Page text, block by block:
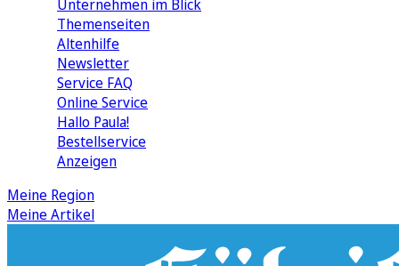
Unternehmen im Blick
Themenseiten
Altenhilfe
Newsletter
Service FAQ
Online Service
Hallo Paula!
Bestellservice
Anzeigen
Meine Region
Meine Artikel